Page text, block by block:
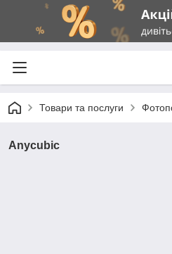
Товари та послуги
Anycubic